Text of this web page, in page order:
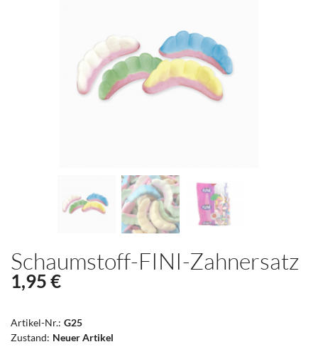
Schaumstoff-FINI-Zahnersatz
1,95 €
Artikel-Nr.: G25
Zustand: Neuer Artikel